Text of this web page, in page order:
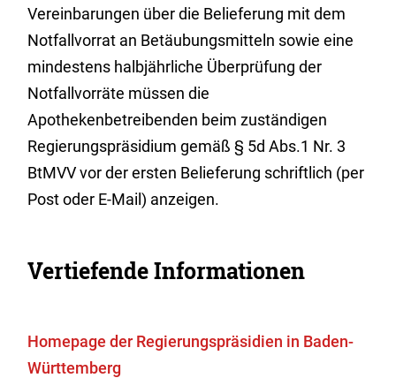
Vereinbarungen über die Belieferung mit dem
Notfallvorrat an Betäubungsmitteln sowie eine
mindestens halbjährliche Überprüfung der
Notfallvorräte müssen die
Apothekenbetreibenden beim zuständigen
Regierungspräsidium gemäß § 5d Abs.1 Nr. 3
BtMVV vor der ersten Belieferung schriftlich (per
Post oder E-Mail) anzeigen.
Vertiefende Informationen
Homepage der Regierungspräsidien in Baden-
Württemberg